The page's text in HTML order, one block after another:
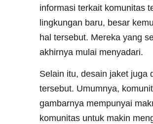
informasi terkait komunitas
lingkungan baru, besar
hal tersebut. Mereka yang
akhirnya mulai menyadari.
Selain itu, desain jaket juga
tersebut. Umumnya,
gambarnya mempunyai
komunitas untuk makin